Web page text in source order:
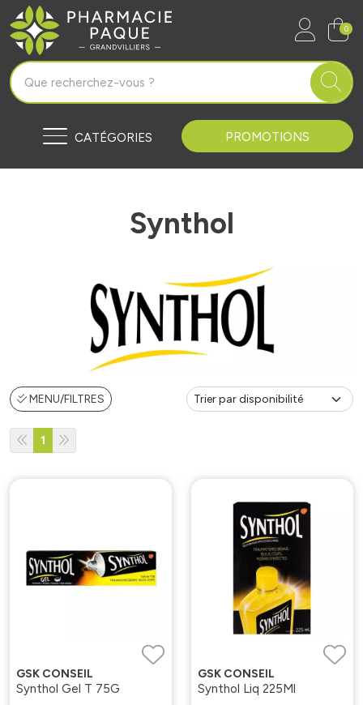
Pharmacie Paque Grandvilliers
0
CATÉGORIES PROMOTIONS
Synthol
MENU/FILTRES
1
GSK CONSEIL
Synthol Gel T 75G
GSK CONSEIL
Synthol Liq 225Ml